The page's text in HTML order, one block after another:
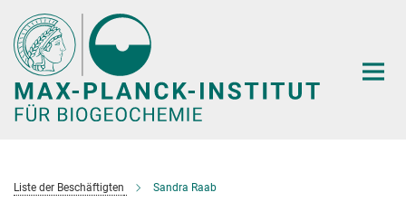
Hauptinhalt
Liste der Beschäftigten Sandra Raab